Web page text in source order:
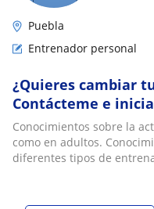
Puebla
Entrenador personal
¿Quieres cambiar
Contácteme e
Conocimientos sobre la
como en adultos.
diferentes tipos de